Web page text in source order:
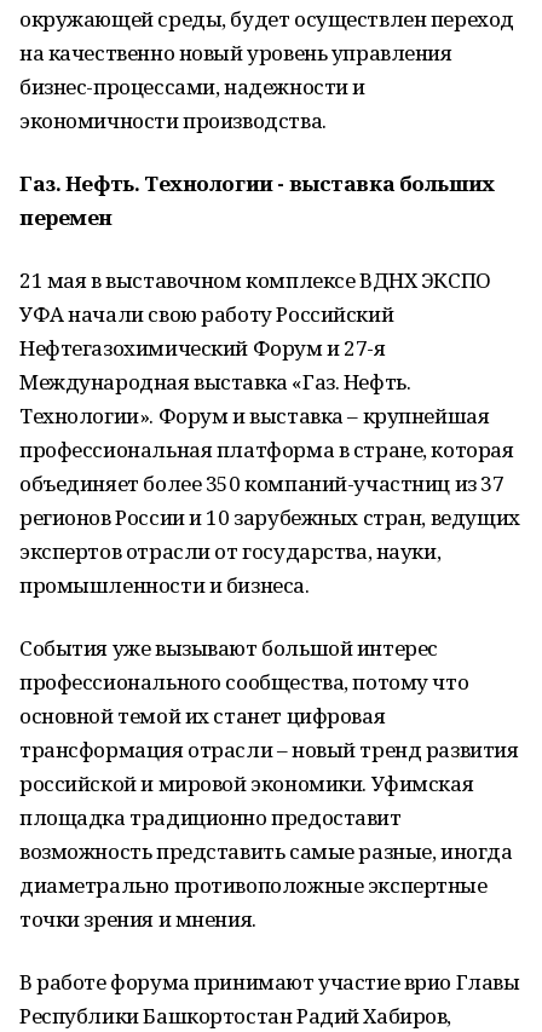
окружающей среды, будет осуществлен переход
на качественно новый уровень управления
бизнес-процессами, надежности и
экономичности производства.
Газ. Нефть. Технологии - выставка больших
перемен
21 мая в выставочном комплексе ВДНХ ЭКСПО
УФА начали свою работу Российский
Нефтегазохимический Форум и 27-я
Международная выставка «Газ. Нефть.
Технологии». Форум и выставка – крупнейшая
профессиональная платформа в стране, которая
объединяет более 350 компаний-участниц из 37
регионов России и 10 зарубежных стран, ведущих
экспертов отрасли от государства, науки,
промышленности и бизнеса.
События уже вызывают большой интерес
профессионального сообщества, потому что
основной темой их станет цифровая
трансформация отрасли – новый тренд развития
российской и мировой экономики. Уфимская
площадка традиционно предоставит
возможность представить самые разные, иногда
диаметрально противоположные экспертные
точки зрения и мнения.
В работе форума принимают участие врио Главы
Республики Башкортостан Радий Хабиров,